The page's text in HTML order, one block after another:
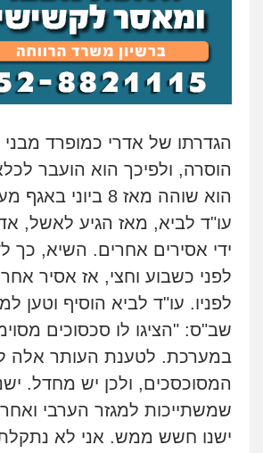
הגדרתו של אדרי כמופרד מבני
הוסרה, ולפיכך הוא הועבר
הוא שוהה מאז 8 ביוני
עו"ד לביא, מאז הגיע לאשל,
ידי אסירים אחרים. השיא, כך
לפני כשבוע וחצי, אז אסיר
לפניו. עו"ד לביא הוסיף וטען
שב"ס: "הציגו לו סכסוכים
במערכת. לטענת העותר אלה
המסוכסכים, ולכן יש מחדל.
שמשתייכות למגזר הערבי
ישנו חשש ממש. אני לא